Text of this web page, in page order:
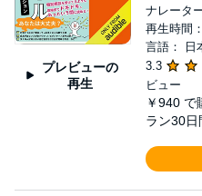
プレビューの
再生
ナレータ
再生時間
言語： 日
3.3
ビュー
￥940 で
ラン30日